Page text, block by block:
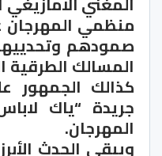
منظمي المهرجان
صمودهم
المسالك الطرقية
كذالك الجمهور
جريدة “ياك
المهرجان.
ويبقى الحدث